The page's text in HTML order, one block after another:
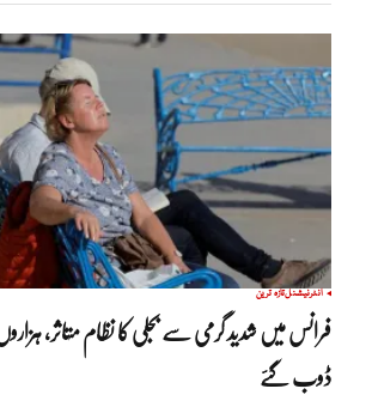
انٹرنیشنلتازہ ترین
فرانس میں شدید گرمی سے بجلی کا نظام متاثر،
ڈوب گئے